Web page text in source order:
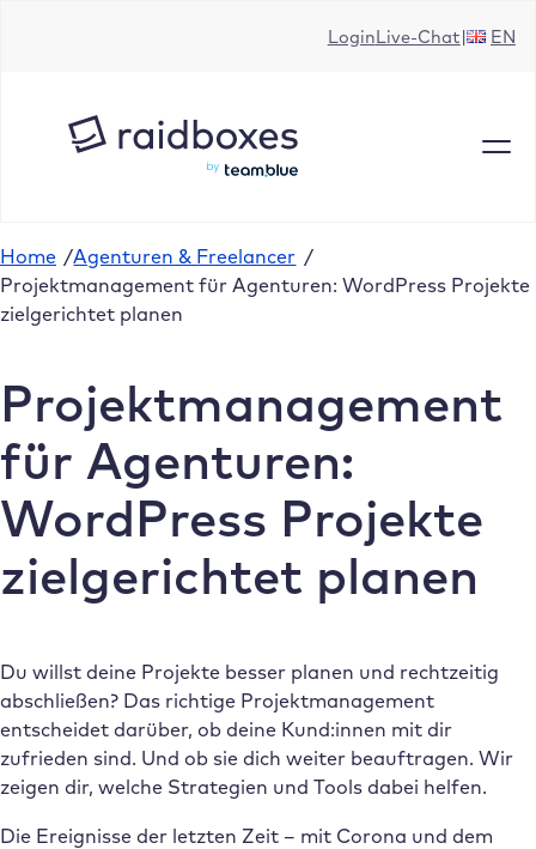
LoginLive-Chat EN
Home /Agenturen & Freelancer /
Projektmanagement für Agenturen: WordPress Projekte
zielgerichtet planen
Projektmanagement
für Agenturen:
WordPress Projekte
zielgerichtet planen
Du willst deine Projekte besser planen und rechtzeitig
abschließen? Das richtige Projektmanagement
entscheidet darüber, ob deine Kund:innen mit dir
zufrieden sind. Und ob sie dich weiter beauftragen. Wir
zeigen dir, welche Strategien und Tools dabei helfen.
Die Ereignisse der letzten Zeit – mit Corona und dem